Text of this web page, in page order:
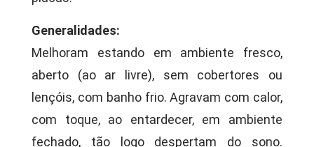
Generalidades:
Melhoram estando em ambiente fresco,
aberto (ao ar livre), sem cobertores ou
lençóis, com banho frio. Agravam com calor,
com toque, ao entardecer, em ambiente
fechado, tão logo despertam do sono.